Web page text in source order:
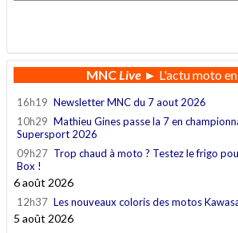
MNCLive► L'actu moto
16h19 Newsletter MNC du 7 aout 2026
10h29 Mathieu Gines passe la 7 en
Supersport 2026
09h27 Trop chaud à moto ? Testez le frigo
Box !
6 août 2026
12h37 Les nouveaux coloris des motos
5 août 2026